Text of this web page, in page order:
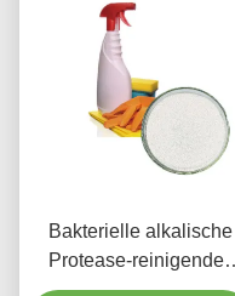
Bakterielle alkalische
Protease-reinigendes
Enzym-Pulver im